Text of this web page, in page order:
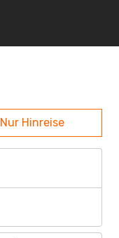
Nur Hinreise